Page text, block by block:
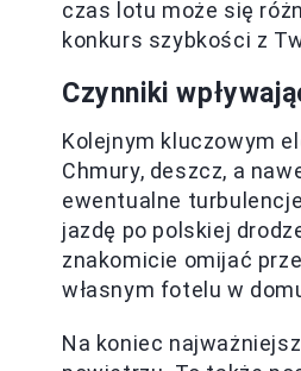
czas lotu może się
konkurs szybkości z
Czynniki
Kolejnym kluczowym
Chmury, deszcz, a
ewentualne
jazdę po polskiej
znakomicie omijać
własnym fotelu w
Na koniec